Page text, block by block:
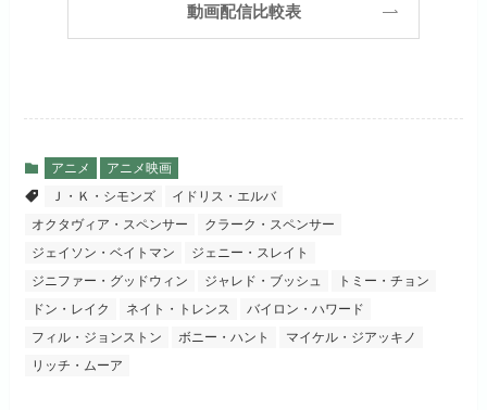
初回ポイント付与 1,100ポイント
（TV）
宅配レンタル数
お試し無料期間 2週間
月額料金（税込）
初回ポイント付与 100ポイント
日本テレビ系ドラマや映画・海外
お試し無料期間 2週間
月額料金（税込） 1,026円
初回ポイント付与 なし
試しする
ABEMA独占配信作品がおもしろ
い！
お試し無料期間 14日間
リンク先 :https://pc.video.dmkt-sp.jp/
お試し無料期間 31日間
月額料金（税込）
dアニメストアでお試し
する
リンク先 :https://anime.dmkt-
sp.jp/animestore/tp_pc
動画配信比較表
アニメ
アニメ映画
Ｊ・Ｋ・シモンズ
イドリス・エルバ
オクタヴィア・スペンサー
クラーク・スペンサー
ジェイソン・ベイトマン
ジェニー・スレイト
ジニファー・グッドウィン
ジャレド・ブッシュ
トミー・チョン
ドン・レイク
ネイト・トレンス
バイロン・ハワード
フィル・ジョンストン
ボニー・ハント
マイケル・ジアッキノ
リッチ・ムーア